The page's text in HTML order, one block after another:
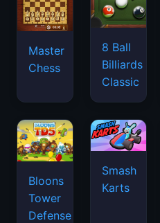
Master
Chess
8 Ball
Billiards
Classic
Bloons
Tower
Defense
Smash
Karts